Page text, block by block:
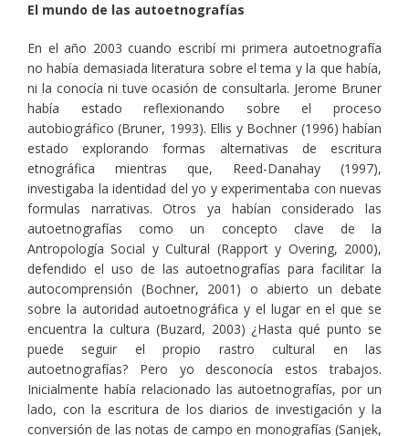
El mundo de las autoetnografías
En el año 2003 cuando escribí mi primera autoetnografía
no había demasiada literatura sobre el tema y la que había,
ni la conocía ni tuve ocasión de consultarla. Jerome Bruner
había estado reflexionando sobre el proceso
autobiográfico (Bruner, 1993). Ellis y Bochner (1996) habían
estado explorando formas alternativas de escritura
etnográfica mientras que, Reed-Danahay (1997),
investigaba la identidad del yo y experimentaba con nuevas
formulas narrativas. Otros ya habían considerado las
autoetnografías como un concepto clave de la
Antropología Social y Cultural (Rapport y Overing, 2000),
defendido el uso de las autoetnografías para facilitar la
autocomprensión (Bochner, 2001) o abierto un debate
sobre la autoridad autoetnográfica y el lugar en el que se
encuentra la cultura (Buzard, 2003) ¿Hasta qué punto se
puede seguir el propio rastro cultural en las
autoetnografías? Pero yo desconocía estos trabajos.
Inicialmente había relacionado las autoetnografías, por un
lado, con la escritura de los diarios de investigación y la
conversión de las notas de campo en monografías (Sanjek,